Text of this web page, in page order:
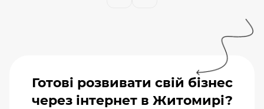
Готові розвивати свій бізнес
через інтернет в Житомирі?